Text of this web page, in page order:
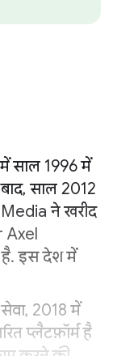
साल 1996 में
साल 2012
ने खरीद
Axel
इस देश में
2018 में
प्लैटफ़ॉर्म है